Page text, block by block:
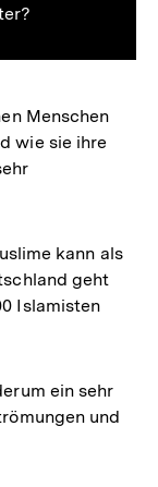
Menschen
wie sie ihre
kann als
geht
Islamisten
ein sehr
und